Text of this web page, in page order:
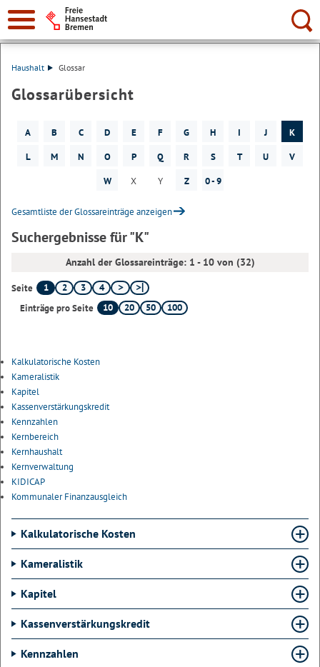
Suche:
Haushalt Glossar
Glossarübersicht
A B C D E F G H I J
K
L
M N O P Q R S T U
V
W
X Y Z 0 - 9
Gesamtliste der Glossareinträge anzeigen
Suchergebnisse für "K"
Anzahl der Glossareinträge: 1 - 10 von (32)
Seite 1 2 3
4
Einträge pro Seite
10 20 50 100
Kalkulatorische Kosten
Kameralistik
Kapitel
Kassenverstärkungskredit
Kennzahlen
Kernbereich
Kernhaushalt
Kernverwaltung
KIDICAP
Kommunaler Finanzausgleich
Kalkulatorische Kosten
Kameralistik
Kapitel
Kassenverstärkungskredit
Kennzahlen